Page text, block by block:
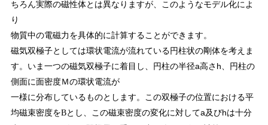
ちろん実際の磁性体とは異なりますが、このようなモデル化によ
り
物質中の電磁力を具体的に計算することができます。
磁気双極子としては環状電流が流れている円柱状の剛体を考えま
す。いま一つの磁気双極子に着目し、円柱の半径a高さh、円柱の
側面に面密度Ｍの環状電流が
一様に分布しているものとします。この双極子の位置における平
均磁束密度をBとし、この磁束密度の変化に対してa及びhは十分